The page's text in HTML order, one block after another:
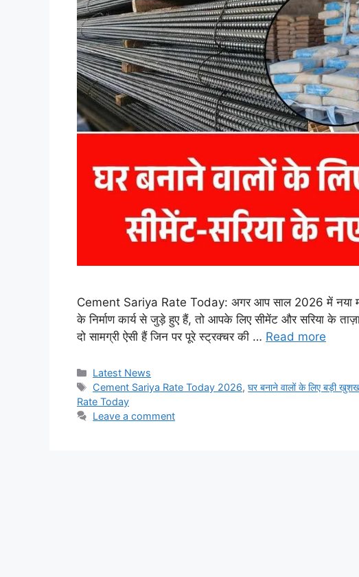
Cement Sariya Rate Today: अगर आप साल 2026 में नया
के निर्माण कार्य से जुड़े हुए हैं, तो आपके लिए सीमेंट और सरिया के
दो सामग्री ऐसी हैं जिन पर पूरे स्ट्रक्चर की … Read more
Categories
Latest News
Tags
Cement Sariya Rate Today 2026,घर बनाने वालों के लिए बड़ी
Rate Today
Leave a comment